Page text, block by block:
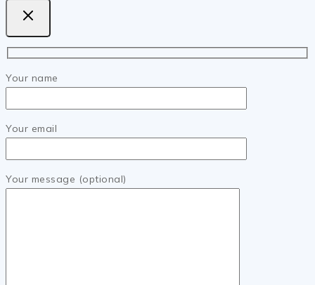
Your name
Your email
Your message (optional)